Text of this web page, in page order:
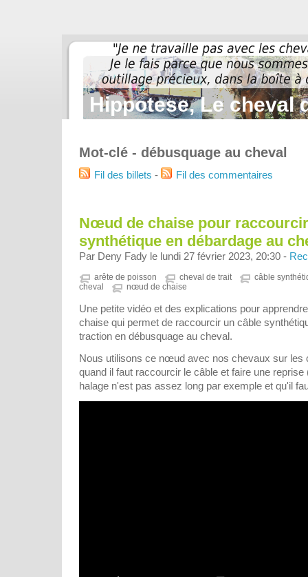
Hippotese, Le cheval
Mot-clé - débusquage au cheval
Fil des billets - Fil des commentaires
Nœud de chaise pour
synthétique en débardage au
Par Deny Fady le lundi 27 février 2023, 20:30 -
arête de poisson cheval de trait
câble
cheval
nœud de chaise
Une petite vidéo et des explications pour
chaise qui permet de raccourcir un câble
traction en débusquage au cheval.
Nous utilisons ce nœud avec nos chevaux sur les
quand il faut raccourcir le câble et faire une reprise
halage n'est pas assez long par exemple et qu'il